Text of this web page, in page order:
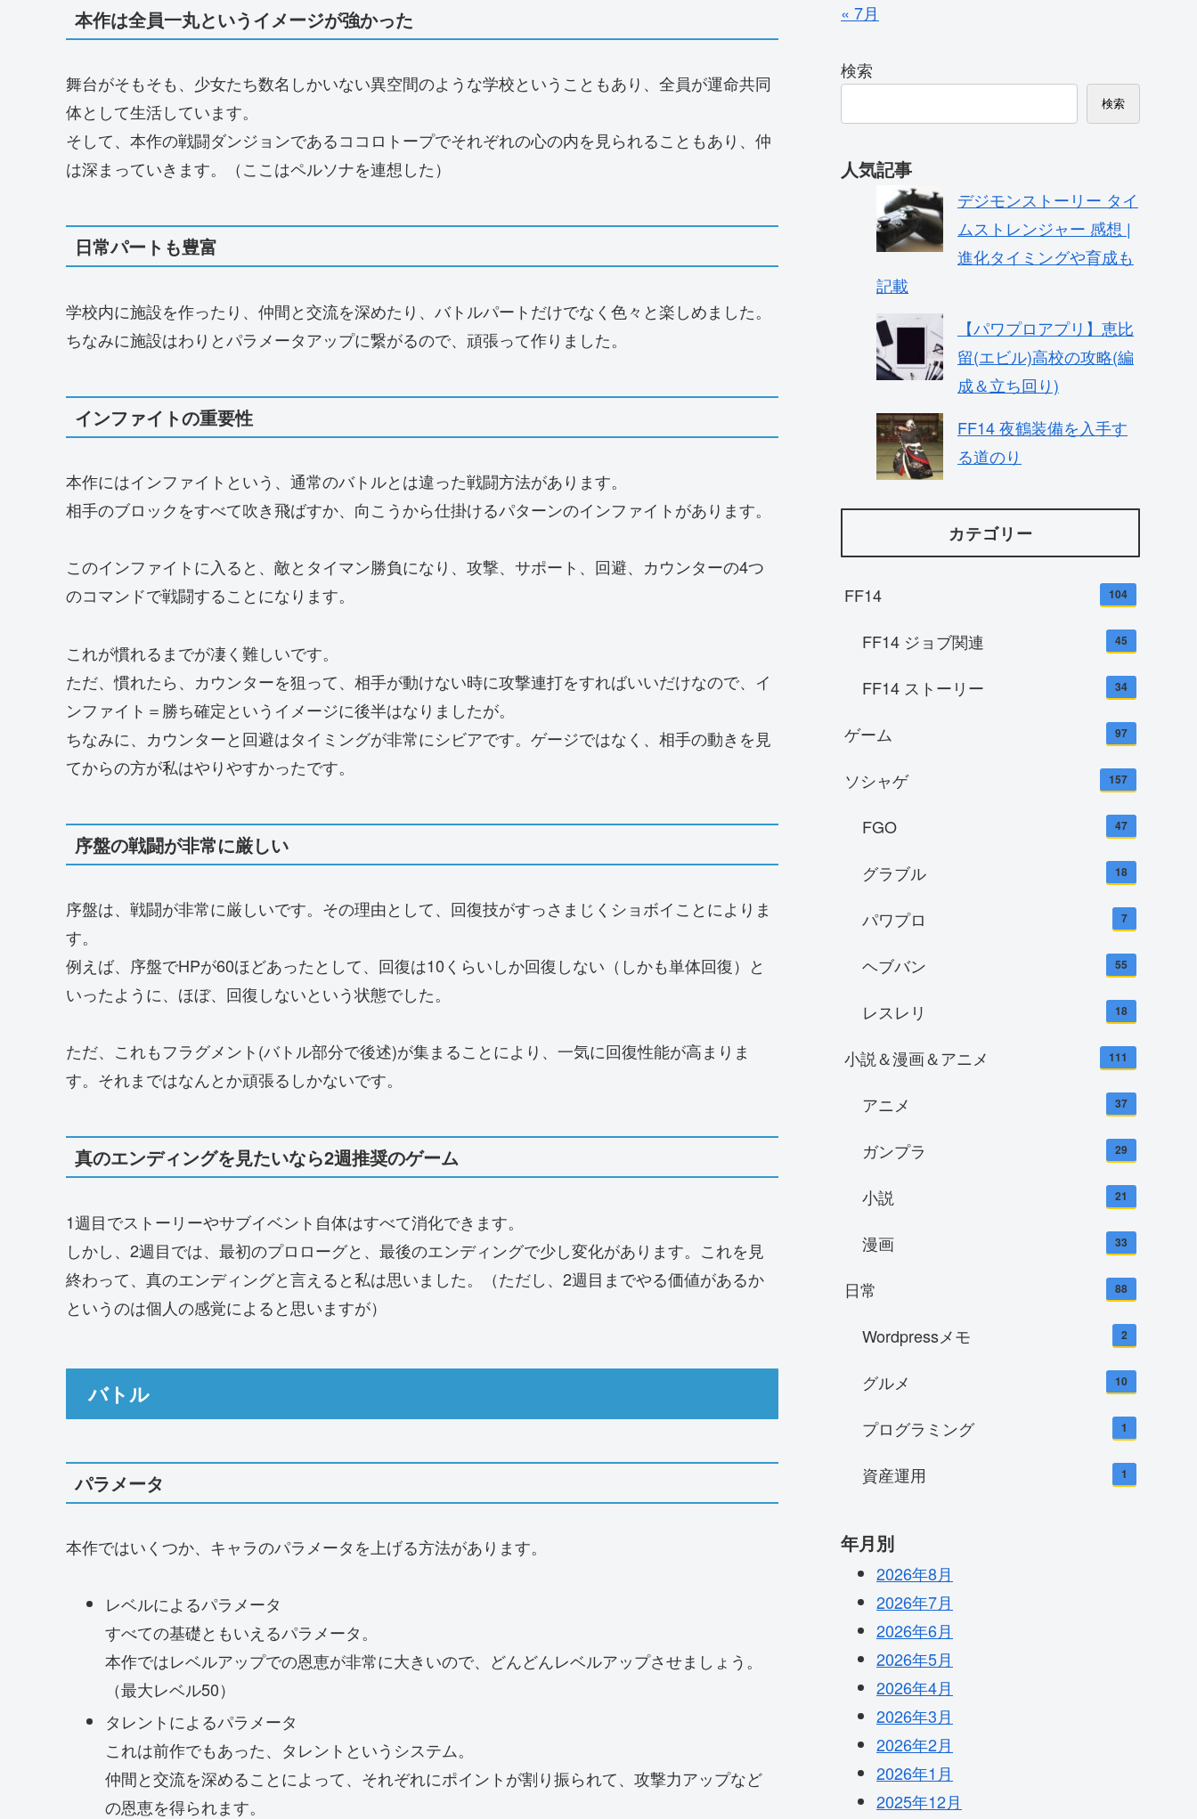
本作は全員一丸というイメージが強かった
舞台がそもそも、少女たち数名しかいない異空間のような学校ということもあり、全員が運命共同
体として生活しています。
そして、本作の戦闘ダンジョンであるココロトープでそれぞれの心の内を見られることもあり、仲
は深まっていきます。（ここはペルソナを連想した）
日常パートも豊富
学校内に施設を作ったり、仲間と交流を深めたり、バトルパートだけでなく色々と楽しめました。
ちなみに施設はわりとパラメータアップに繋がるので、頑張って作りました。
インファイトの重要性
本作にはインファイトという、通常のバトルとは違った戦闘方法があります。
相手のブロックをすべて吹き飛ばすか、向こうから仕掛けるパターンのインファイトがあります。
このインファイトに入ると、敵とタイマン勝負になり、攻撃、サポート、回避、カウンターの4つ
のコマンドで戦闘することになります。
これが慣れるまでが凄く難しいです。
ただ、慣れたら、カウンターを狙って、相手が動けない時に攻撃連打をすればいいだけなので、イ
ンファイト＝勝ち確定というイメージに後半はなりましたが。
ちなみに、カウンターと回避はタイミングが非常にシビアです。ゲージではなく、相手の動きを見
てからの方が私はやりやすかったです。
序盤の戦闘が非常に厳しい
序盤は、戦闘が非常に厳しいです。その理由として、回復技がすっさまじくショボイことによりま
す。
例えば、序盤でHPが60ほどあったとして、回復は10くらいしか回復しない（しかも単体回復）と
いったように、ほぼ、回復しないという状態でした。
ただ、これもフラグメント(バトル部分で後述)が集まることにより、一気に回復性能が高まりま
す。それまではなんとか頑張るしかないです。
真のエンディングを見たいなら2週推奨のゲーム
1週目でストーリーやサブイベント自体はすべて消化できます。
しかし、2週目では、最初のプロローグと、最後のエンディングで少し変化があります。これを見
終わって、真のエンディングと言えると私は思いました。（ただし、2週目までやる価値があるか
というのは個人の感覚によると思いますが）
バトル
パラメータ
本作ではいくつか、キャラのパラメータを上げる方法があります。
レベルによるパラメータ
すべての基礎ともいえるパラメータ。
本作ではレベルアップでの恩恵が非常に大きいので、どんどんレベルアップさせましょう。
（最大レベル50）
タレントによるパラメータ
これは前作でもあった、タレントというシステム。
仲間と交流を深めることによって、それぞれにポイントが割り振られて、攻撃力アップなど
の恩恵を得られます。
« 7月
検索
検索
人気記事
デジモンストーリー タイ
ムストレンジャー 感想 |
進化タイミングや育成も
記載
【パワプロアプリ】恵比
留(エビル)高校の攻略(編
成＆立ち回り)
FF14 夜鶴装備を入手す
る道のり
カテゴリー
FF14 104
FF14 ジョブ関連 45
FF14 ストーリー 34
ゲーム 97
ソシャゲ 157
FGO 47
グラブル 18
パワプロ 7
ヘブバン 55
レスレリ 18
小説＆漫画＆アニメ 111
アニメ 37
ガンプラ 29
小説 21
漫画 33
日常 88
Wordpressメモ 2
グルメ 10
プログラミング 1
資産運用 1
年月別
2026年8月
2026年7月
2026年6月
2026年5月
2026年4月
2026年3月
2026年2月
2026年1月
2025年12月